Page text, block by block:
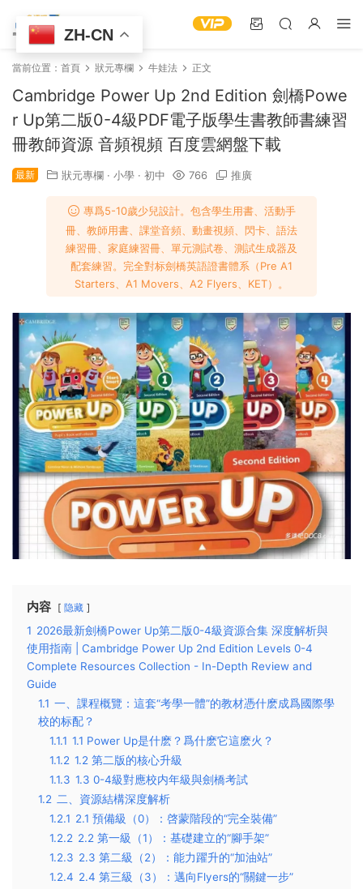
當前位置： 首頁 狀元專欄 牛娃法 正文
Cambridge Power Up 2nd Edition 劍橋Powe
r Up第二版0-4級PDF電子版學生書教師書練習
冊教師資源 音頻視頻 百度雲網盤下載
最新 狀元專欄 · 小學 · 初中 766 推廣
專爲5-10歲少兒設計。包含學生用書、活動手
冊、教師用書、課堂音頻、動畫視頻、閃卡、語法
練習冊、家庭練習冊、單元測試卷、測試生成器及
配套練習。完全對标劍橋英語證書體系（Pre A1
Starters、A1 Movers、A2 Flyers、KET）。
内容 隐藏
1 2026最新劍橋Power Up第二版0-4級資源合集 深度解析與
使用指南 | Cambridge Power Up 2nd Edition Levels 0-4
Complete Resources Collection - In-Depth Review and
Guide
1.1 一、課程概覽：這套“考學一體”的教材憑什麽成爲國際學
校的标配？
1.1.1 1.1 Power Up是什麽？爲什麽它這麽火？
1.1.2 1.2 第二版的核心升級
1.1.3 1.3 0-4級對應校内年級與劍橋考試
1.2 二、資源結構深度解析
1.2.1 2.1 預備級（0）：啓蒙階段的“完全裝備”
1.2.2 2.2 第一級（1）：基礎建立的“腳手架”
1.2.3 2.3 第二級（2）：能力躍升的“加油站”
1.2.4 2.4 第三級（3）：邁向Flyers的“關鍵一步”
ZH-CN